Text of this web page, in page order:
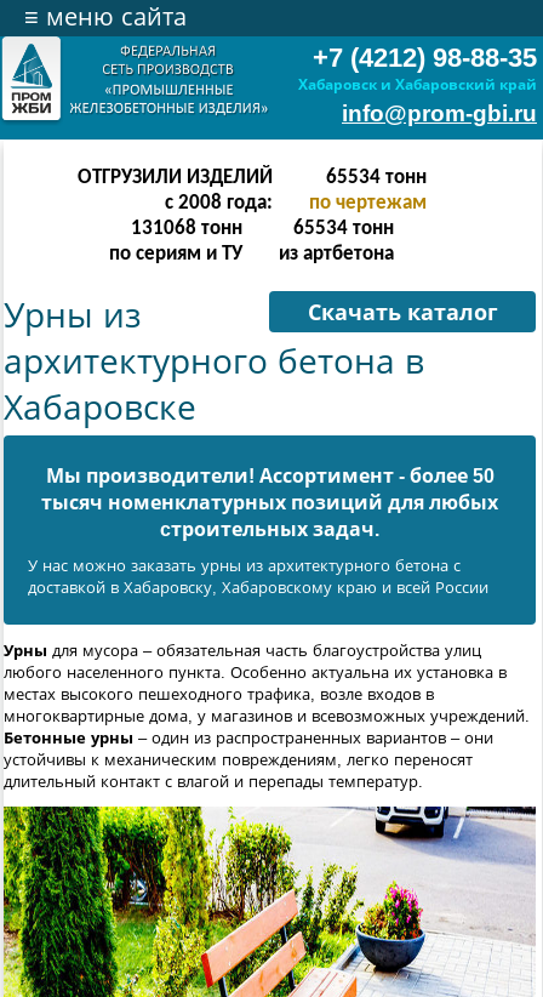
+7 (4212) 98-88-35
Хабаровск и Хабаровский край
info@prom-gbi.ru
≡ меню сайта
ОТГРУЗИЛИ ИЗДЕЛИЙ
с 2008 года:
524286тонн
по чертежам
238342 тонн
по сериям и ТУ
512303 тонн
из артбетона
Скачать каталог
Урны из
архитектурного бетона в
Хабаровске
Мы производители! Ассортимент - более 50
тысяч номенклатурных позиций для любых
cтроительных задач.
У нас можно заказать урны из архитектурного бетона с
доставкой в Хабаровску, Хабаровскому краю и всей России
Урны для мусора – обязательная часть благоустройства улиц
любого населенного пункта. Особенно актуальна их установка в
местах высокого пешеходного трафика, возле входов в
многоквартирные дома, у магазинов и всевозможных учреждений.
Бетонные урны – один из распространенных вариантов – они
устойчивы к механическим повреждениям, легко переносят
длительный контакт с влагой и перепады температур.